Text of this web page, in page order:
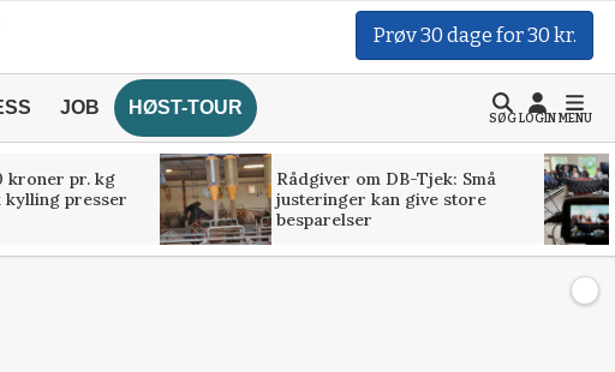
Prøv 30 dage for 30 kr.
JOB HØST-TOUR
SØGLOGINMENU
kroner pr. kg
kylling presser
Rådgiver om DB-Tjek: Små
justeringer kan give store
besparelser